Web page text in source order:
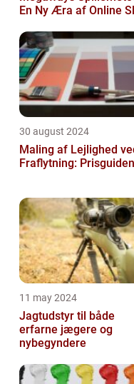
En Ny Æra af Online
30 august 2024
Maling af Lejlighed
Fraflytning: Prisguiden
11 may 2024
Jagtudstyr til både
erfarne jægere og
nybegyndere